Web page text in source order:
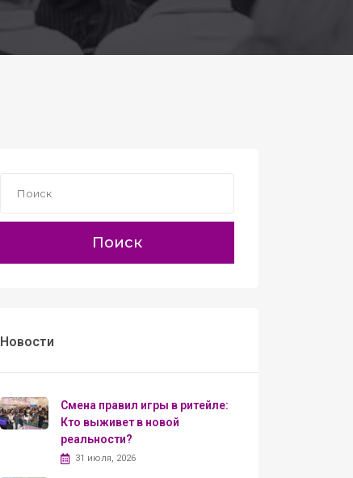
Поиск
Новости
Смена правил игры в ритейле:
Кто выживет в новой
реальности?
31 июля, 2026